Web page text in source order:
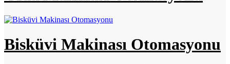
Bisküvi Makinası Otomasyonu